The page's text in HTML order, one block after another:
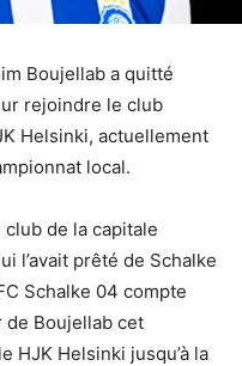
Boujellab a quitté
rejoindre le club
Helsinki, actuellement
local.
de la capitale
l’avait prêté de Schalke
Schalke 04 compte
Boujellab cet
HJK Helsinki jusqu’à la